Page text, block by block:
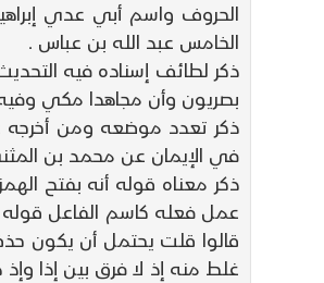
الحروف واسم أبي عدي
الخامس عبد الله بن عباس .
ذكر لطائف إسناده فيه
بصريون وأن مجاهدا مكي وفيه
ذكر تعدد موضعه ومن أخرجه
في الإيمان عن محمد بن
ذكر معناه قوله أنه بفتح
عمل فعله كاسم الفاعل قوله
قالوا قلت يحتمل أن يكون
غلط منه إذ لا فرق بين إذا